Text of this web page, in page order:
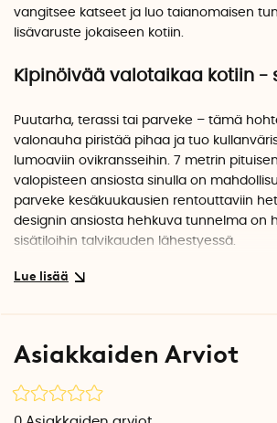
vangitsee katseet ja luo taianomaisen
lisävaruste jokaiseen kotiin.
Kipinöivää valotaikaa kotiin -
Puutarha, terassi tai parveke – tämä
valonauha piristää pihaa ja tuo
lumoaviin ovikransseihin. 7 metrin
valopisteen ansiosta sinulla on
parveke kesäkuukausien rentouttaviin
designin ansiosta hehkuva tunnelma on
sisätiloihin talvikauden lähestyessä.
8 eri asetusta
valoasetusta. Valitse hienovarainen,
käytettävissä on myös tasainen hehku.
kyseessä on monipuolinen valonauha,
Asiakkaiden Arviot